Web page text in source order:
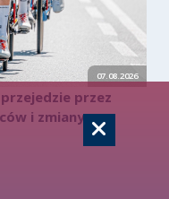
07.08.2026
przez
i zmiany w